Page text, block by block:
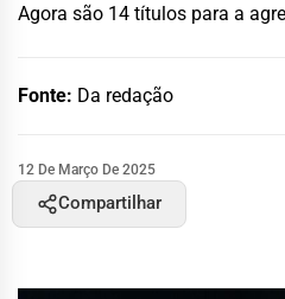
Agora são 14 títulos para a
Fonte: Da redação
12 De Março De 2025
Compartilhar